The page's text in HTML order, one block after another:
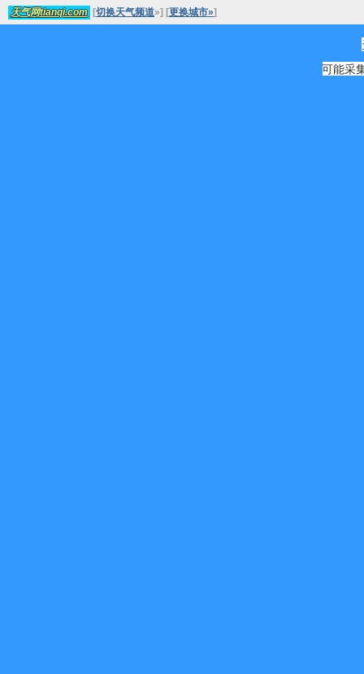
天气网tianqi.com [切换天气频道»] [更换城市»]
可能采